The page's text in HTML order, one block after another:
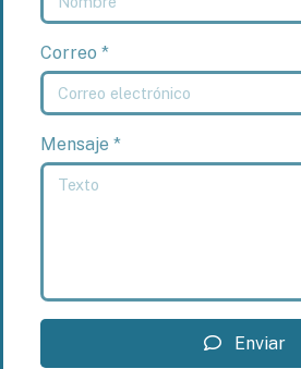
Correo *
Mensaje *
Enviar